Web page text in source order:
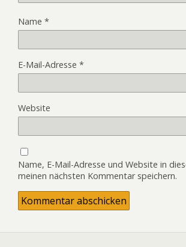
Name *
E-Mail-Adresse *
Website
Name, E-Mail-Adresse und Website in
meinen nächsten Kommentar speichern.